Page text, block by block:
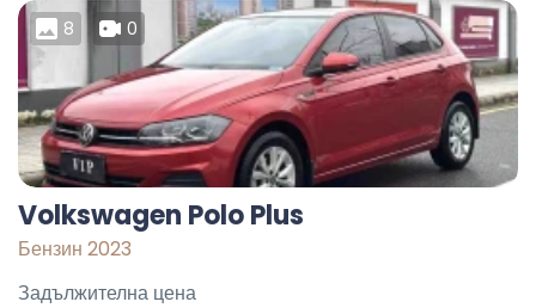
8 0
Volkswagen Polo Plus
Бензин 2023
Задължителна цена